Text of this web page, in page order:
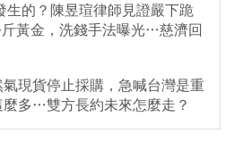
的？陳昱瑄律師見證嚴下跪
黃金，洗錢手法曝光…慈濟回
現貨停止採購，急喊台灣是重
多…雙方長約未來怎麼走？